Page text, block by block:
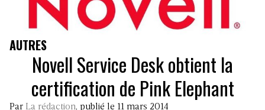
AUTRES
Novell Service Desk obtient la
certification de Pink Elephant
Par La rédaction, publié le 11 mars 2014